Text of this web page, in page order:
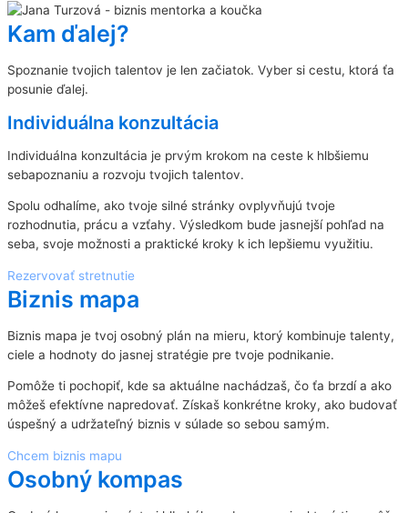
Kam ďalej?
Spoznanie tvojich talentov je len začiatok. Vyber si cestu, ktorá ťa
posunie ďalej.
Individuálna konzultácia
Individuálna konzultácia je prvým krokom na ceste k hlbšiemu
sebapoznaniu a rozvoju tvojich talentov.
Spolu odhalíme, ako tvoje silné stránky ovplyvňujú tvoje
rozhodnutia, prácu a vzťahy. Výsledkom bude jasnejší pohľad na
seba, svoje možnosti a praktické kroky k ich lepšiemu využitiu.
Rezervovať stretnutie
Biznis mapa
Biznis mapa je tvoj osobný plán na mieru, ktorý kombinuje talenty,
ciele a hodnoty do jasnej stratégie pre tvoje podnikanie.
Pomôže ti pochopiť, kde sa aktuálne nachádzaš, čo ťa brzdí a ako
môžeš efektívne napredovať. Získaš konkrétne kroky, ako budovať
úspešný a udržateľný biznis v súlade so sebou samým.
Chcem biznis mapu
Osobný kompas